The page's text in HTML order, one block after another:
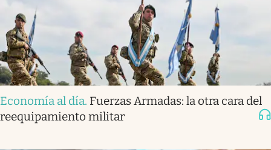
Economía al día. Fuerzas Armadas: la otra cara del
reequipamiento militar